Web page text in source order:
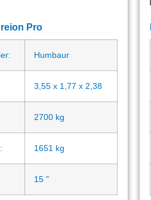
Pro
Humbaur
3,55 x 1,77 x 2,38
2700 kg
1651 kg
15 "